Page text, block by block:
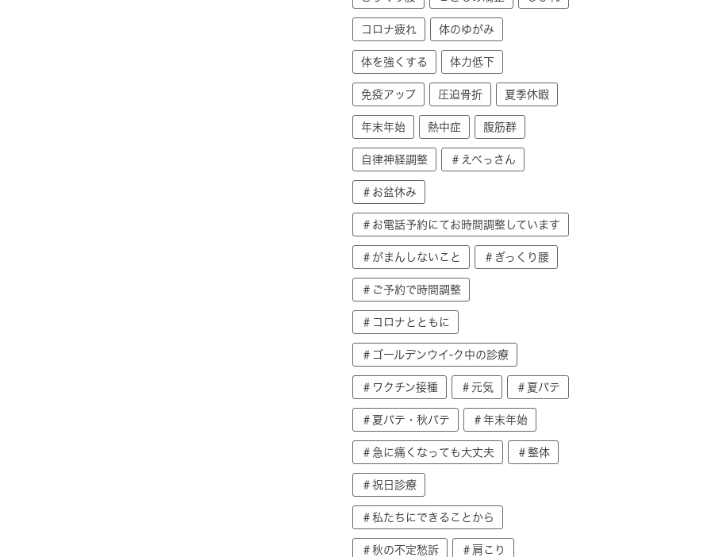
コロナ疲れ 体のゆがみ
体を強くする 体力低下
免疫アップ 圧迫骨折 夏季休暇
年末年始 熱中症 腹筋群
自律神経調整 ＃えべっさん
＃お盆休み
＃お電話予約にてお時間調整しています
＃がまんしないこと ＃ぎっくり腰
＃ご予約で時間調整
＃コロナとともに
＃ゴールデンウイ-ク中の診療
＃ワクチン接種 ＃元気 ＃夏バテ
＃夏バテ・秋バテ ＃年末年始
＃急に痛くなっても大丈夫 ＃整体
＃祝日診療
＃私たちにできることから
＃秋の不定愁訴 ＃肩こり